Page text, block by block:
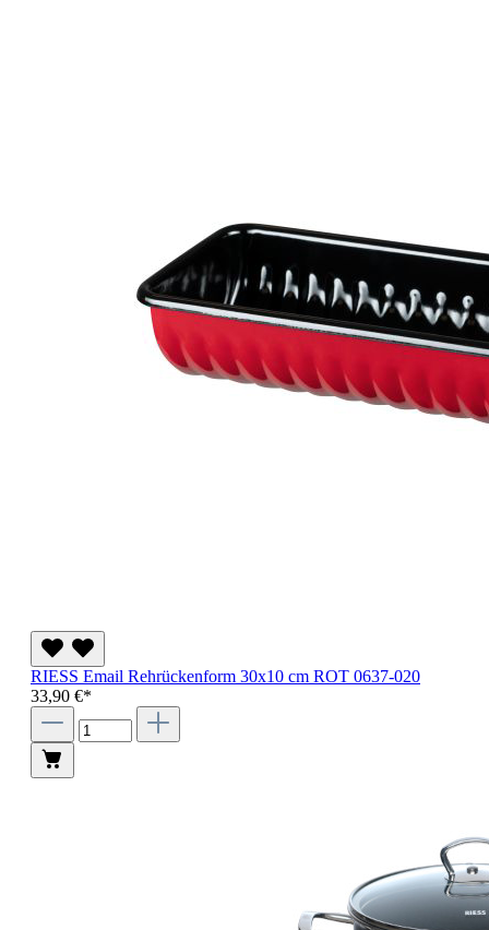
RIESS Email Rehrückenform 30x10 cm ROT 0637-020
33,90 €*